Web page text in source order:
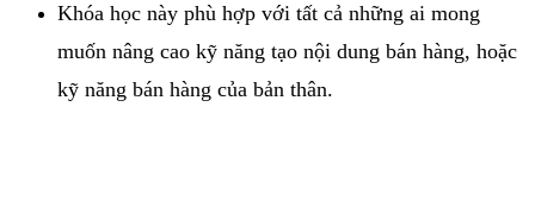
Khóa học này phù hợp với tất cả những ai mong
muốn nâng cao kỹ năng tạo nội dung bán hàng, hoặc
kỹ năng bán hàng của bản thân.